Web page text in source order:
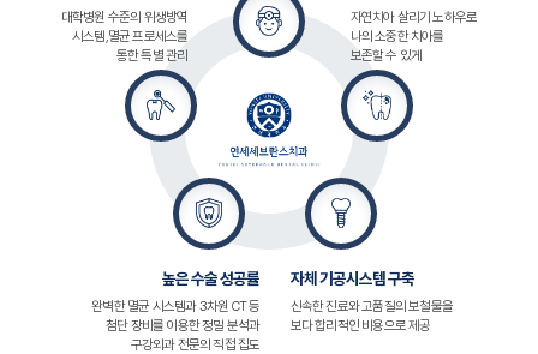
자연치아 살리기 노하우로
나의 소중한 치아를
보존할 수 있게
자체 기공시스템 구축
신속한 진료와 고품질의 보철물을
보다 합리적인 비용으로 제공
높은 수술 성공률
완벽한 멸균 시스템과 3차원 CT 등
첨단 장비를 이용한 정밀 분석과
구강외과 전문의 직접 집도
대학병원 수준의 위생방역
시스템, 멸균 프로세스를
통한 특별 관리